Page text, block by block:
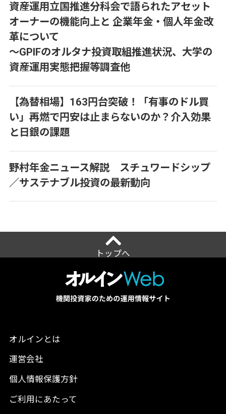
資産運用立国推進分科会で語られたアセット
オーナーの機能向上と 企業年金・個人年金改
革について
～GPIFのオルタナ投資取組推進状況、大学の
資産運用実態把握等調査他
【為替相場】163円台突破！「有事のドル買
い」再燃で円安は止まらないのか？介入効果
と日銀の課題
野村年金ニュース解説 スチュワードシップ
／サステナブル投資の最新動向
トップへ
オルインとは
運営会社
個人情報保護方針
ご利用にあたって